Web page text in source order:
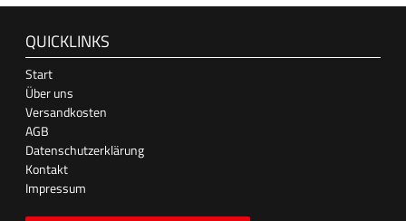
QUICKLINKS
Start
Über uns
Versandkosten
AGB
Datenschutzerklärung
Kontakt
Impressum